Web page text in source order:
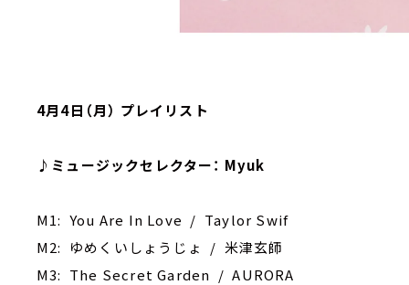
4月4日（月） プレイリスト
♪ミュージックセレクター： Myuk
M1: You Are In Love / Taylor Swif
M2: ゆめくいしょうじょ / 米津玄師
M3: The Secret Garden / AURORA